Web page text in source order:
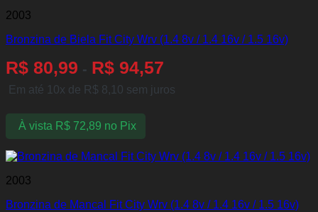
2003
Bronzina de Biela Fit City Wrv (1.4 8v / 1.4 16v / 1.5 16v)
R$ 80,99 - R$ 94,57
Em até 10x de R$ 8,10 sem juros
À vista R$72,89 no Pix
2003
Bronzina de Mancal Fit City Wrv (1.4 8v / 1.4 16v / 1.5 16v)